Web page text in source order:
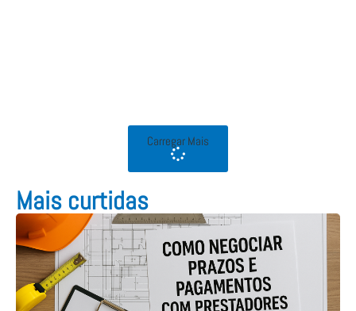
Carregar Mais
Mais curtidas​